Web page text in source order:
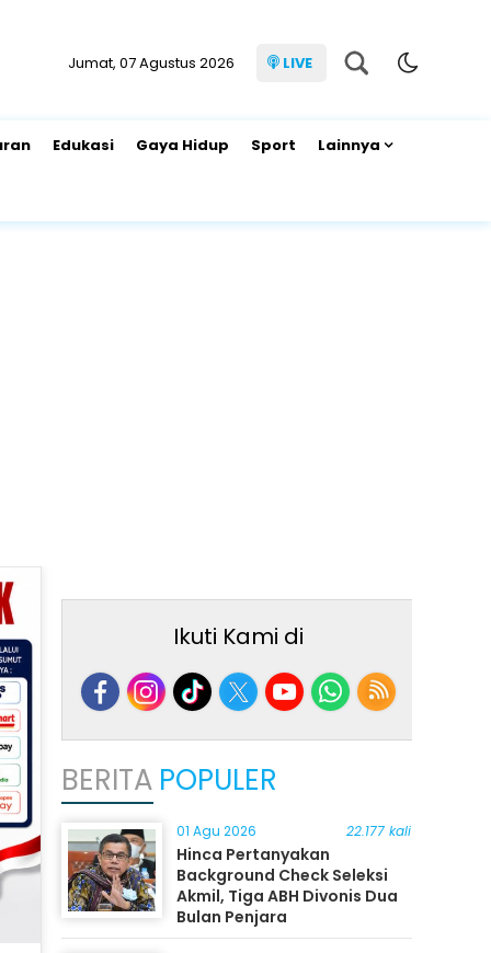
Jumat, 07 Agustus 2026 LIVE
Edukasi Gaya Hidup Sport Lainnya
Ikuti Kami di
BERITA POPULER
01 Agu 2026 22.177 kali
Hinca Pertanyakan
Background Check Seleksi
Akmil, Tiga ABH Divonis Dua
Bulan Penjara